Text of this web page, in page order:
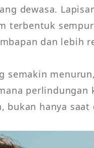
dewasa.
terbentuk
dan lebih
semakin
perlindungan
bukan hanya saat